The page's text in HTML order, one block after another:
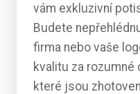
vám exkluzivní
Budete
firma nebo vaše
kvalitu za rozumné
které jsou